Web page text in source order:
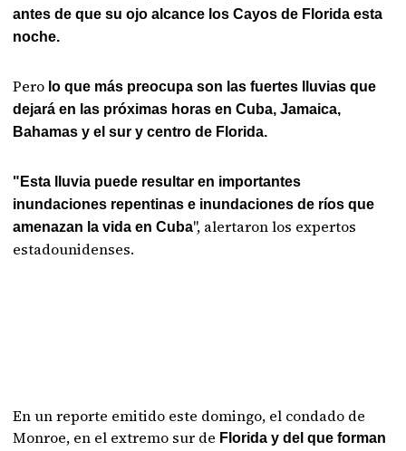
antes de que su ojo alcance los Cayos de Florida esta
noche.
Pero lo que más preocupa son las fuertes lluvias que
dejará en las próximas horas en Cuba, Jamaica,
Bahamas y el sur y centro de Florida.
"Esta lluvia puede resultar en importantes
inundaciones repentinas e inundaciones de ríos que
amenazan la vida en Cuba", alertaron los expertos
estadounidenses.
En un reporte emitido este domingo, el condado de
Monroe, en el extremo sur de Florida y del que forman